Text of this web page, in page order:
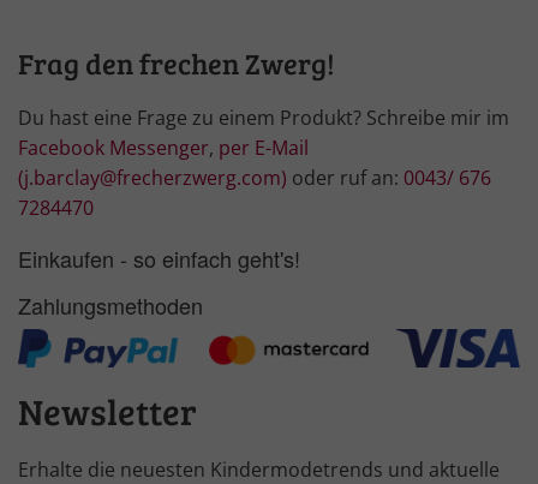
Frag den frechen Zwerg!
Du hast eine Frage zu einem Produkt? Schreibe mir im
Facebook Messenger, per E-Mail
(j.barclay@frecherzwerg.com) oder ruf an: 0043/ 676
7284470
Einkaufen - so einfach geht's!
Zahlungsmethoden
Newsletter
Erhalte die neuesten Kindermodetrends und aktuelle